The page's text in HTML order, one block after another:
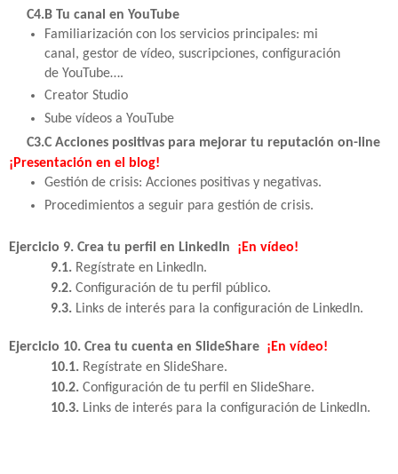
C4.B Tu canal en YouTube
Familiarización con los servicios principales: mi
canal, gestor de vídeo, suscripciones, configuración
de YouTube….
Creator Studio
Sube vídeos a YouTube
C3.C Acciones positivas para mejorar tu reputación on-line
¡Presentación en el blog!
Gestión de crisis: Acciones positivas y negativas.
Procedimientos a seguir para gestión de crisis.
Ejercicio 9. Crea tu perfil en LinkedIn ¡En vídeo!
9.1. Regístrate en LinkedIn.
9.2.Configuración de tu perfil público.
9.3. Links de interés para la configuración de LinkedIn.
Ejercicio 10. Crea tu cuenta en SlideShare ¡En vídeo!
10.1. Regístrate en SlideShare.
10.2.Configuración de tu perfil en SlideShare.
10.3. Links de interés para la configuración de LinkedIn.